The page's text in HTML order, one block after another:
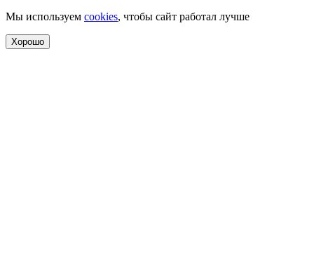
Мы используем cookies, чтобы сайт работал лучше
Хорошо